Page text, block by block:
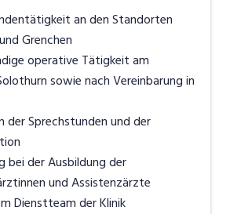
Polizei, Zoll
Kundenberatung,
an den Standorten
Grenchen
operative Tätigkeit am
sowie nach Vereinbarung in
der Sprechstunden und der
bei der Ausbildung der
und Assistenzärzte
Dienstteam der Klinik